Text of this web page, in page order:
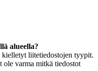
alueella?
liitetiedostojen tyypit.
ole varma mitkä tiedostot